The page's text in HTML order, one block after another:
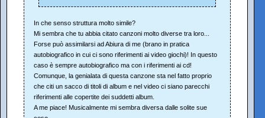
In che senso struttura molto simile?
Mi sembra che tu abbia citato canzoni molto diverse tra loro...
Forse può assimilarsi ad Abiura di me (brano in pratica
autobiografico in cui ci sono riferimenti ai video giochi)! In questo
caso è sempre autobiografico ma con i riferimenti ai cd!
Comunque, la genialata di questa canzone sta nel fatto proprio
che citi un sacco di titoli di album e nel video ci siano parecchi
riferimenti alle copertite dei suddetti album.
A me piace! Musicalmente mi sembra diversa dalle solite sue